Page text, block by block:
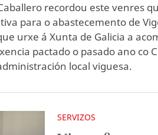
recordou este venres
para o abastecemento de
urxe á Xunta de Galicia a
pactado o pasado ano co
local viguesa.
SERVIZOS